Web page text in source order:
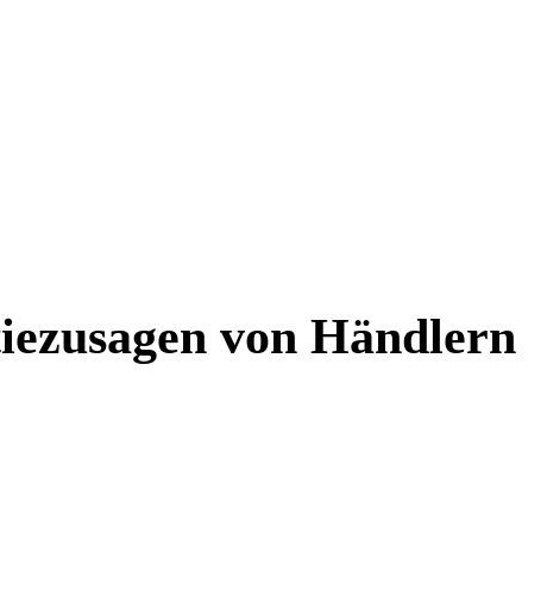
von Händlern